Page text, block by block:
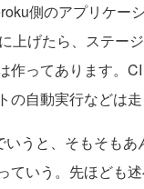
側のアプリケー
上げたら、ステー
作ってあります。
の自動実行などは走
うと、そもそもあ
ていう。先ほども